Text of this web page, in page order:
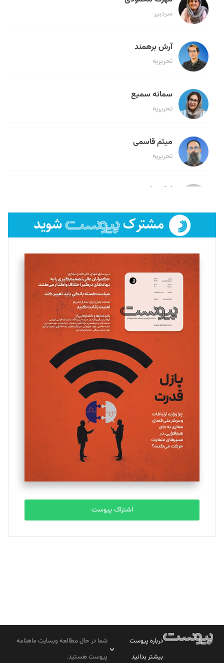
سردبیر
آرش برهمند
تحریریه
سمانه سمیع
تحریریه
میثم قاسمی
تحریریه
لیلا حنارود
فائزه فتحی رستمی
تحریریه
سروش کرمیان
تحریریه
مینا پاکدل
یسنا امان‌پور
تحریریه
ملینا جعفری
تحریریه
مصطفی مسجدی آرانی
تحریریه
بابک نقاش
تحریریه
اشتراک پیوست
درباره پیوست
بیشتر بدانید
شما در حال مطالعه وبسایت ماهنامه
پیوست هستید.